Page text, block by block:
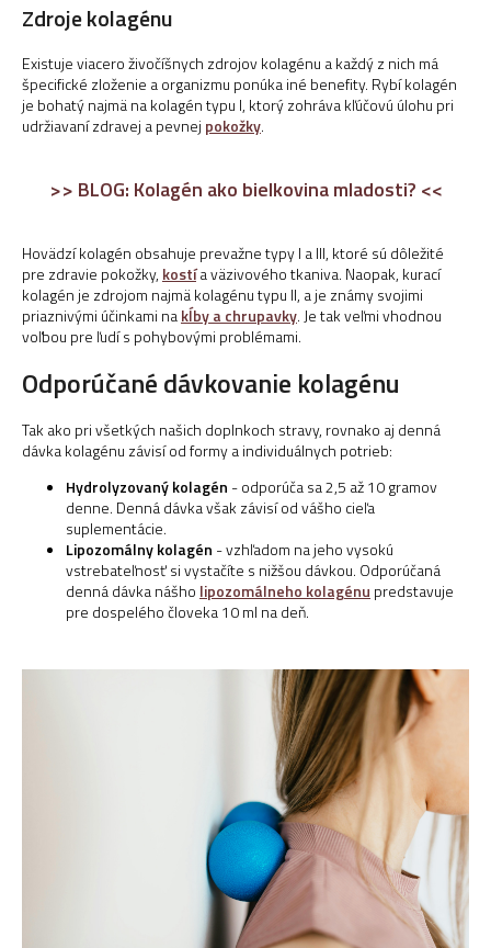
Zdroje kolagénu
Existuje viacero živočíšnych zdrojov kolagénu a každý z nich má
špecifické zloženie a organizmu ponúka iné benefity. Rybí kolagén
je bohatý najmä na kolagén typu I, ktorý zohráva kľúčovú úlohu pri
udržiavaní zdravej a pevnej pokožky.
>> BLOG: Kolagén ako bielkovina mladosti? <<
Hovädzí kolagén obsahuje prevažne typy I a III, ktoré sú dôležité
pre zdravie pokožky, kostía väzivového tkaniva. Naopak, kurací
kolagén je zdrojom najmä kolagénu typu II, a je známy svojimi
priaznivými účinkami nakĺby a chrupavky. Je tak veľmi vhodnou
voľbou pre ľudí s pohybovými problémami.
Odporúčané dávkovanie kolagénu
Tak ako pri všetkých našich doplnkoch stravy, rovnako aj denná
dávka kolagénu závisí od formy a individuálnych potrieb:
Hydrolyzovaný kolagén - odporúča sa 2,5 až 10 gramov
denne. Denná dávka však závisí od vášho cieľa
suplementácie.
Lipozomálny kolagén - vzhľadom na jeho vysokú
vstrebateľnosť si vystačíte s nižšou dávkou. Odporúčaná
denná dávka nášho lipozomálneho kolagénu predstavuje
pre dospelého človeka 10 ml na deň.